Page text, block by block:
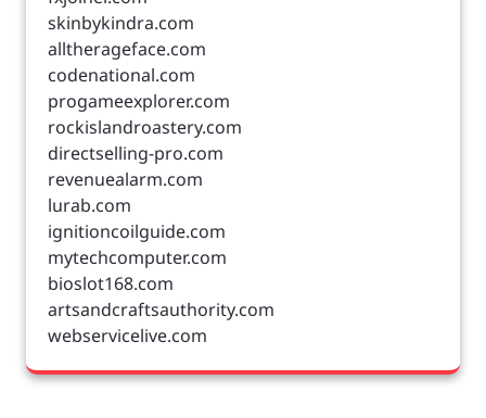
skinbykindra.com
alltherageface.com
codenational.com
progameexplorer.com
rockislandroastery.com
directselling-pro.com
revenuealarm.com
lurab.com
ignitioncoilguide.com
mytechcomputer.com
bioslot168.com
artsandcraftsauthority.com
webservicelive.com